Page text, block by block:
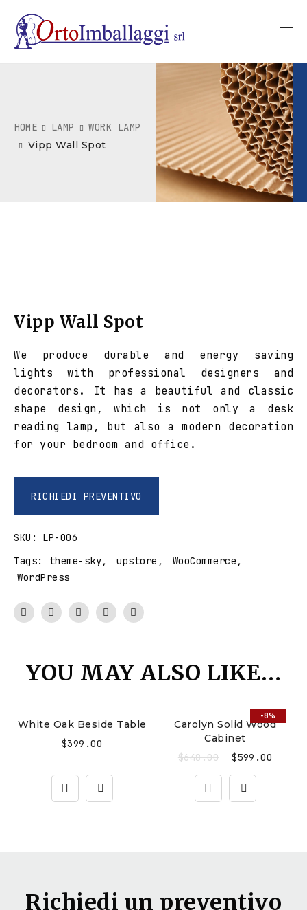
HOME LAMP
WORK LAMP
Vipp Wall Spot
Vipp Wall Spot
We produce durable and energy saving
lights with professional designers and
decorators. It has a beautiful and classic
shape design, which is not only a desk
reading lamp, but also a modern decoration
for your bedroom and office.
RICHIEDI PREVENTIVO
SKU:
LP-006
Tags:
theme-sky, upstore , WooCommerce ,
WordPress
YOU MAY ALSO LIKE…
White Oak Beside Table
$399.00
-8%
Carolyn Solid Wood
Cabinet
$648.00 $599.00
Richiedi un preventivo